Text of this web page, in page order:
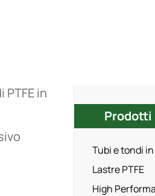
in
Prodotti
Tubi e tondi in
Lastre PTFE
High